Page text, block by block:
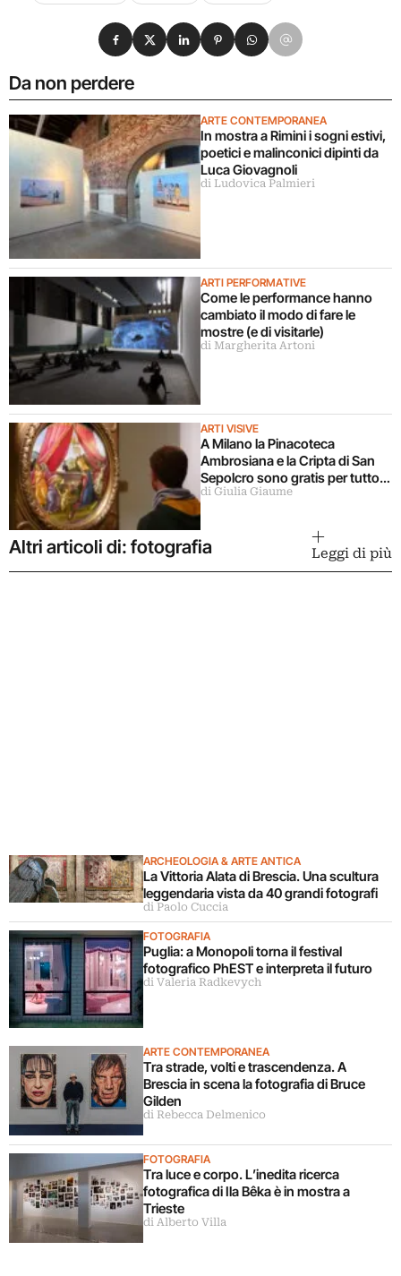
Da non perdere
ARTE CONTEMPORANEA
In mostra a Rimini i sogni estivi,
poetici e malinconici dipinti da
Luca Giovagnoli
di Ludovica Palmieri
ARTI PERFORMATIVE
Come le performance hanno
cambiato il modo di fare le
mostre (e di visitarle)
di Margherita Artoni
ARTI VISIVE
A Milano la Pinacoteca
Ambrosiana e la Cripta di San
Sepolcro sono gratis per tutto
agosto (ma solo per milanesi)
di Giulia Giaume
Condividi su Facebook
Condividi su X
Condividi su LinkedIn
Condividi su Pinterest
Condividi su WhatsApp
Condividi su Email
Altri articoli di: fotografia Leggi di più
ARCHEOLOGIA & ARTE ANTICA
La Vittoria Alata di Brescia. Una scultura
leggendaria vista da 40 grandi fotografi
di Paolo Cuccia
FOTOGRAFIA
Puglia: a Monopoli torna il festival
fotografico PhEST e interpreta il futuro
di Valeria Radkevych
ARTE CONTEMPORANEA
Tra strade, volti e trascendenza. A
Brescia in scena la fotografia di Bruce
Gilden
di Rebecca Delmenico
FOTOGRAFIA
Tra luce e corpo. L’inedita ricerca
fotografica di Ila Bêka è in mostra a
Trieste
di Alberto Villa